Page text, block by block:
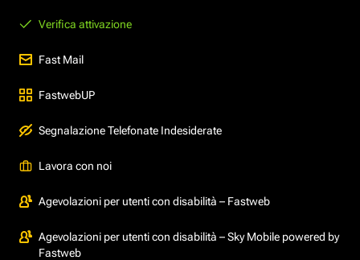
Verifica attivazione
Fast Mail
FastwebUP
Segnalazione Telefonate Indesiderate
Lavora con noi
Agevolazioni per utenti con disabilità – Fastweb
Agevolazioni per utenti con disabilità – Sky Mobile powered by
Fastweb